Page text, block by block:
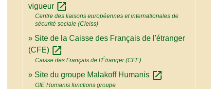
vigueur open_in_new
Centre des liaisons européennes et internationales de
sécurité sociale (Cleiss)
Site de la Caisse des Français de l'étranger
(CFE) open_in_new
Caisse des Français de l'Étranger (CFE)
Site du groupe Malakoff Humanis open_in_new
GIE Humanis fonctions groupe